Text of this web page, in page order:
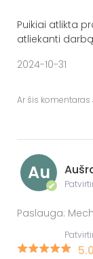
Puikiai atlikta
atliekanti
2024-10-31
Ar šis
Au
✔
Paslauga:
5.0